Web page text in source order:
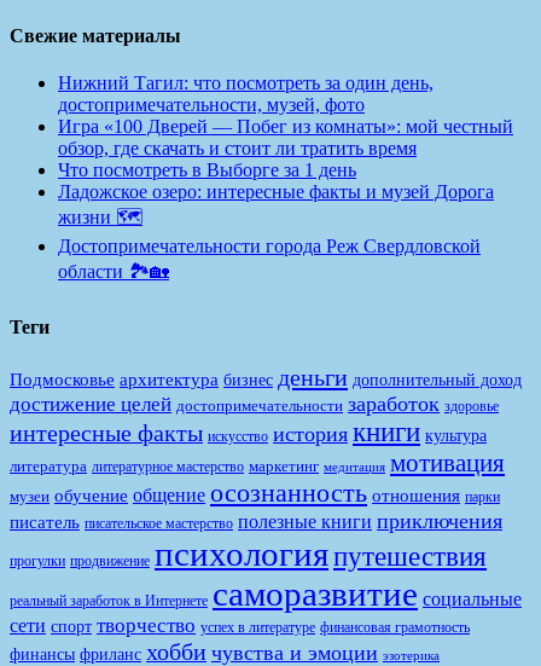
Свежие материалы
Нижний Тагил: что посмотреть за один день,
достопримечательности, музей, фото
Игра «100 Дверей — Побег из комнаты»: мой честный
обзор, где скачать и стоит ли тратить время
Что посмотреть в Выборге за 1 день
Ладожское озеро: интересные факты и музей Дорога
жизни 🗺️
Достопримечательности города Реж Свердловской
области 🏞️🏡
Теги
Подмосковье архитектура бизнес деньги дополнительный доход
достижение целей достопримечательности заработок здоровье
интересные факты искусство история книги культура
литература литературное мастерство маркетинг медитация мотивация
музеи обучение общение осознанность отношения парки
писатель писательское мастерство полезные книги приключения
прогулки продвижение психологияпутешествия
реальный заработок в Интернете саморазвитие социальные
сети спорт творчество успех в литературе финансовая грамотность
финансы фриланс хобби чувства и эмоции эзотерика